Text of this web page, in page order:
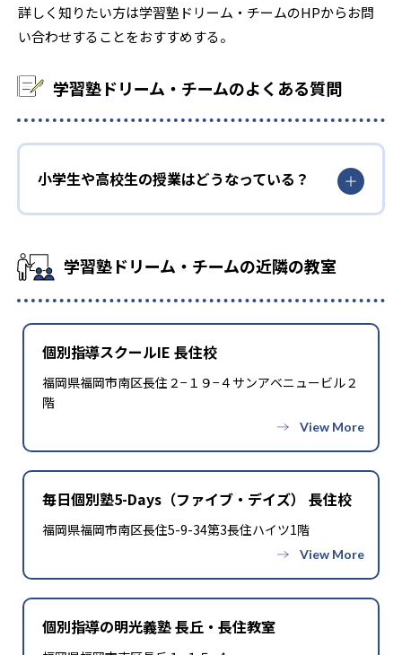
筑紫台高校 福岡女子商業高校
博多高校 純真高校
詳しく知りたい方は学習塾ドリーム・チームのHPからお問
い合わせすることをおすすめする。
学習塾ドリーム・チームのよくある質問
小学生や高校生の授業はどうなっている？
学習塾ドリーム・チームの近隣の教室
個別指導スクールIE 長住校
福岡県福岡市南区長住２−１９−４サンアベニュービル２
階
毎日個別塾5-Days（ファイブ・デイズ） 長住校
福岡県福岡市南区長住5-9-34第3長住ハイツ1階
個別指導の明光義塾 長丘・長住教室